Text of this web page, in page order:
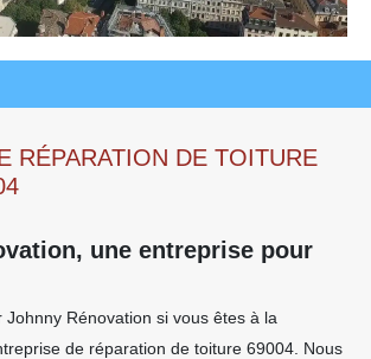
RÉPARATION DE TOITURE
une entreprise pour
Johnny Rénovation si vous êtes à la
de réparation de toiture 69004. Nous